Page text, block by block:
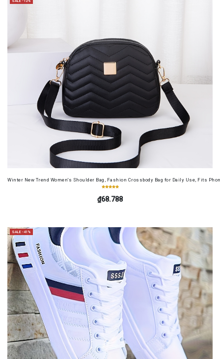
Winter New Trend Women's Shoulder Bag, Fashion Crossbody Bag for Daily Use, Fits
₫68.788
SALE -41%